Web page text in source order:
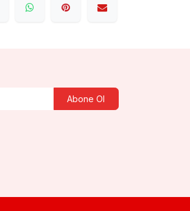
Abone Ol